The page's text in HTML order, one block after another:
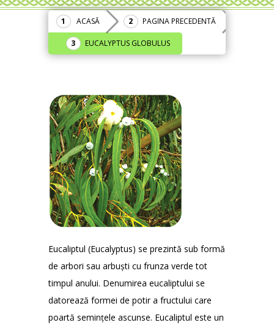
ACASĂ PAGINA PRECEDENTĂ
EUCALYPTUS GLOBULUS
Eucaliptul (Eucalyptus) se prezintă sub formă
de arbori sau arbuști cu frunza verde tot
timpul anului. Denumirea eucaliptului se
datorează formei de potir a fructului care
poartă semințele ascunse. Eucaliptul este un